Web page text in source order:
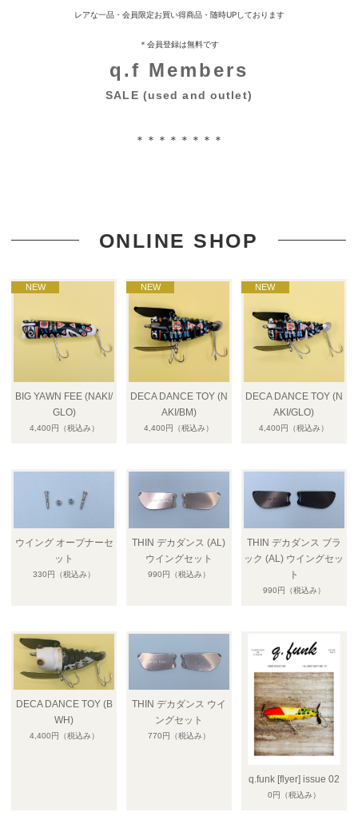
レアな一品・会員限定お買い得商品・随時UPしております
＊会員登録は無料です
q.f Members
SALE (used and outlet)
＊＊＊＊＊＊＊＊
ONLINE SHOP
BIG YAWN FEE (NAKI/
GLO)
4,400円 （税込み）
DECA DANCE TOY (N
AKI/BM)
4,400円 （税込み）
DECA DANCE TOY (N
AKI/GLO)
4,400円 （税込み）
ウイング オープナーセ
ット
330円 （税込み）
THIN デカダンス (AL)
ウイングセット
990円 （税込み）
THIN デカダンス ブラ
ック (AL) ウイングセッ
ト
990円 （税込み）
DECA DANCE TOY (B
WH)
4,400円 （税込み）
THIN デカダンス ウイ
ングセット
770円 （税込み）
q.funk [flyer] issue 02
0円 （税込み）